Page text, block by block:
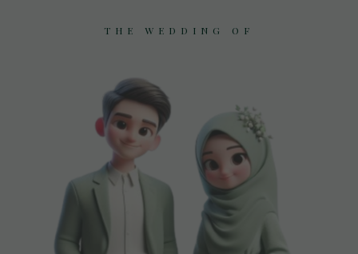
THE WEDDING OF